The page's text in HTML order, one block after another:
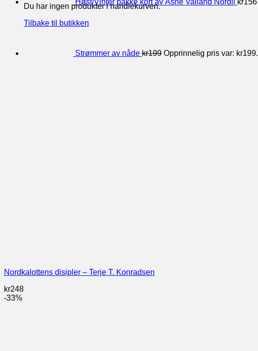
Du har ingen produkter i handlekurven.
Tilbake til butikken
Høst/Vinter pakke kort av Åsne Valland Nordli kr156
Strømmer av nåde kr199 Opprinnelig pris var: kr199.
Nordkalottens disipler – Terje T. Konradsen
kr248
-33%